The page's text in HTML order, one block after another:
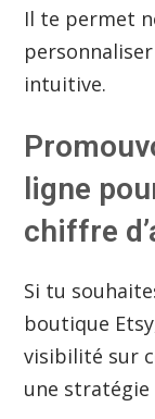
Il te permet
intuitive.
ligne
chiffre
Si tu
boutique
visibilité sur
une